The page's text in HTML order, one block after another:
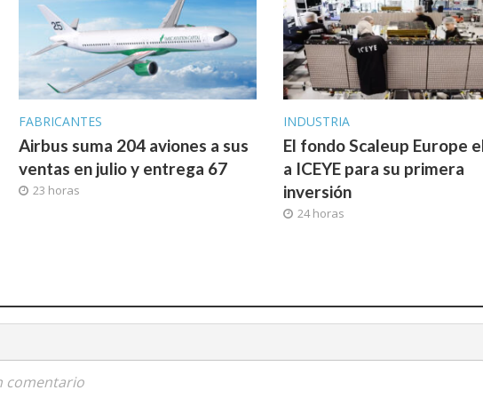
FABRICANTES
Airbus suma 204 aviones a sus
ventas en julio y entrega 67
23 horas
INDUSTRIA
El fondo Scaleup Europe
a ICEYE para su primera
inversión
24 horas
comentario